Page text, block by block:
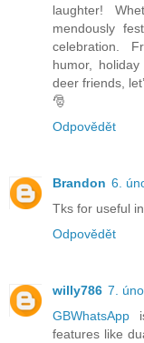
laughter!
mendously
celebration.
humor,
deer friends,
🎅
Odpovědět
Brandon 6.
Tks for useful
Odpovědět
willy786 7.
GBWhatsApp
features like